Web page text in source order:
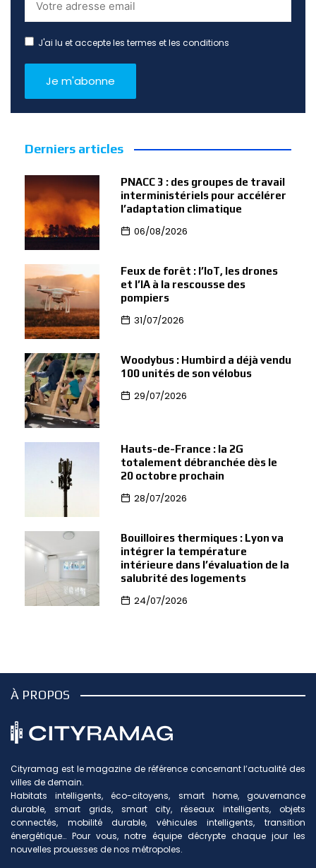
J'ai lu et accepte les termes et les conditions
Derniers articles
PNACC 3 : des groupes de travail
interministériels pour accélérer
l’adaptation climatique
06/08/2026
Feux de forêt : l’IoT, les drones
et l’IA à la rescousse des
pompiers
31/07/2026
Woodybus : Humbird a déjà vendu
100 unités de son vélobus
29/07/2026
Hauts-de-France : la 2G
totalement débranchée dès le
20 octobre prochain
28/07/2026
Bouilloires thermiques : Lyon va
intégrer la température
intérieure dans l’évaluation de la
salubrité des logements
24/07/2026
À PROPOS
Cityramag est le magazine de référence concernant l’actualité des
villes de demain.
Habitats intelligents, éco-citoyens, smart home, gouvernance
durable, smart grids, smart city, réseaux intelligents, objets
connectés, mobilité durable, véhicules intelligents, transition
énergétique… Pour vous, notre équipe décrypte chaque jour les
nouvelles prouesses de nos métropoles.